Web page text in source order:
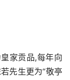
家贡品,每年向
先生更为“敬亭